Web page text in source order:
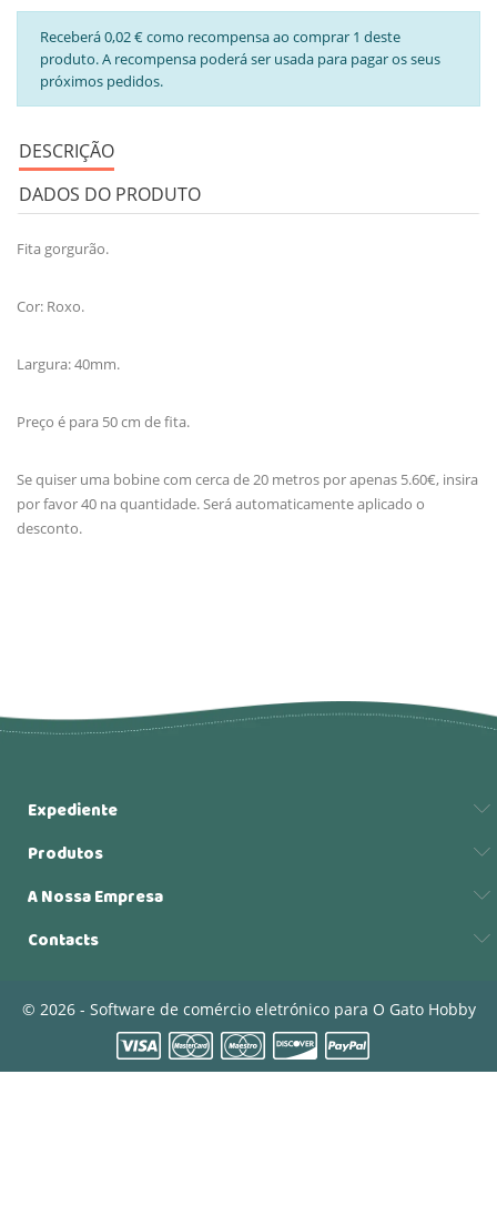
Receberá 0,02 € como recompensa ao comprar 1 deste
produto. A recompensa poderá ser usada para pagar os seus
próximos pedidos.
DESCRIÇÃO
DADOS DO PRODUTO
Fita gorgurão.
Cor: Roxo.
Largura: 40mm.
Preço é para 50 cm de fita.
Se quiser uma bobine com cerca de 20 metros por apenas 5.60€, insira
por favor 40 na quantidade. Será automaticamente aplicado o
desconto.
Expediente
Produtos
A Nossa Empresa
Contacts
© 2026 - Software de comércio eletrónico para O Gato Hobby